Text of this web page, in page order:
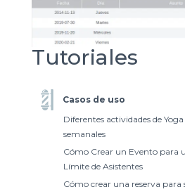
Tutoriales
Casos de uso
Diferentes actividades de
semanales
Cómo Crear un Evento para
Límite de Asistentes
Cómo crear una reserva para